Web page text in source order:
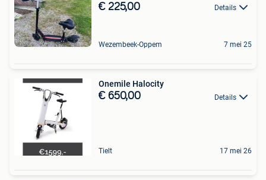
€ 225,00 Details
Wezembeek-Oppem 7 mei 25
Onemile Halocity
€ 650,00 Details
Tielt 17 mei 26